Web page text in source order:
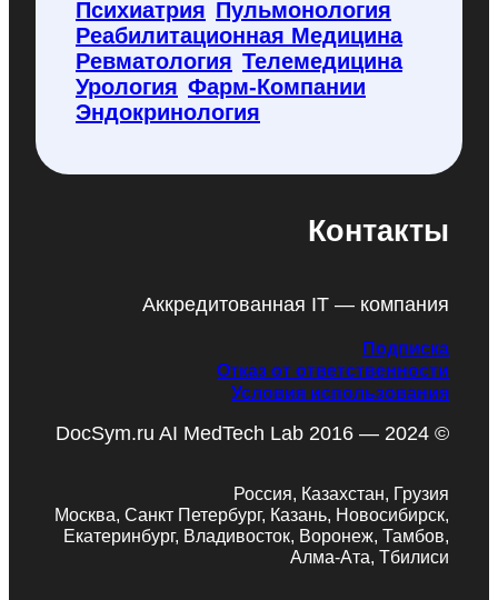
Психиатрия Пульмонология
Реабилитационная Медицина
Ревматология Телемедицина
Урология Фарм-Компании
Эндокринология
Контакты
Аккредитованная IT — компания
Подписка
Отказ от ответственности
Условия использования
DocSym.ru AI MedTech Lab 2016 — 2024 ©
Россия, Казахстан, Грузия
Москва, Санкт Петербург, Казань, Новосибирск,
Екатеринбург, Владивосток, Воронеж, Тамбов,
Алма-Ата, Тбилиси